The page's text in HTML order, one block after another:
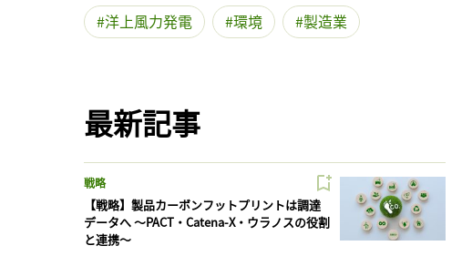
洋上風力発電
環境 製造業
最新記事
戦略
【戦略】製品カーボンフットプリントは調達
データへ 〜PACT・Catena-X・ウラノスの役割
と連携〜